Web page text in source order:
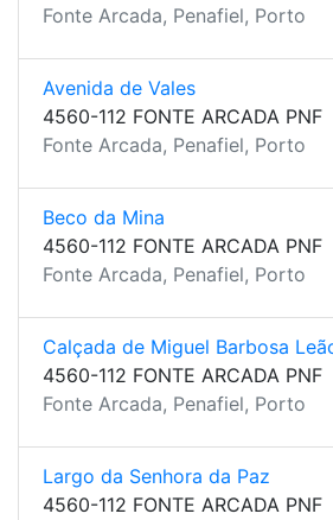
Fonte Arcada, Penafiel, Porto
Avenida de Vales
4560-112 FONTE ARCADA PNF
Fonte Arcada, Penafiel, Porto
Beco da Mina
4560-112 FONTE ARCADA PNF
Fonte Arcada, Penafiel, Porto
Calçada de Miguel Barbosa
4560-112 FONTE ARCADA PNF
Fonte Arcada, Penafiel, Porto
Largo da Senhora da Paz
4560-112 FONTE ARCADA PNF